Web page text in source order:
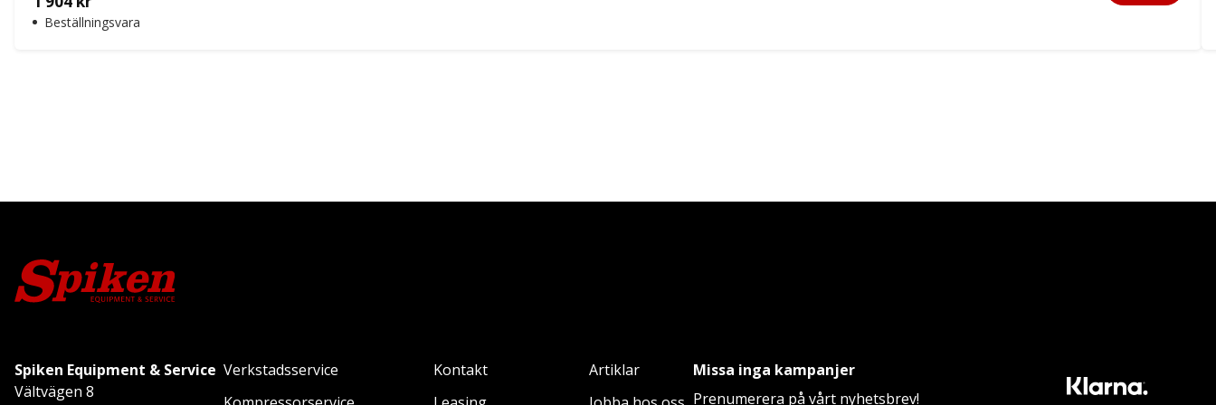
Beställningsvara
Spiken Equipment & Service
Vältvägen 8
Verkstadsservice
Kontakt
Artiklar
Missa inga kampanjer
Prenumerera på vårt nyhetsbrev!